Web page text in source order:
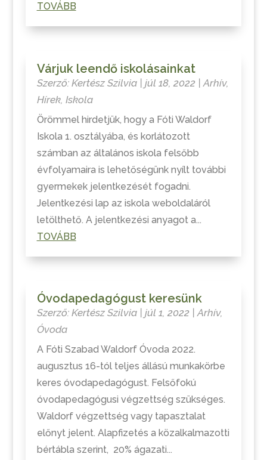
TOVÁBB
Várjuk leendő iskolásainkat
Szerző: Kertész Szilvia| júl 18, 2022| Arhív,
Hírek, Iskola
Örömmel hirdetjük, hogy a Fóti Waldorf
Iskola 1. osztályába, és korlátozott
számban az általános iskola felsőbb
évfolyamaira is lehetőségünk nyílt további
gyermekek jelentkezését fogadni.
Jelentkezési lap az iskola weboldaláról
letölthető. A jelentkezési anyagot a...
TOVÁBB
Óvodapedagógust keresünk
Szerző: Kertész Szilvia| júl 1, 2022|Arhív,
Óvoda
A Fóti Szabad Waldorf Óvoda 2022.
augusztus 16-tól teljes állású munkakörbe
keres óvodapedagógust. Felsőfokú
óvodapedagógusi végzettség szükséges.
Waldorf végzettség vagy tapasztalat
előnyt jelent. Alapfizetés a közalkalmazotti
bértábla szerint, 20% ágazati...